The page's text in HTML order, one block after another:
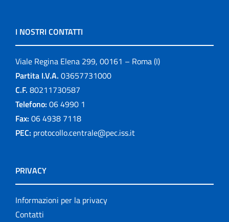
I NOSTRI CONTATTI
Viale Regina Elena 299, 00161 – Roma (I)
Partita I.V.A. 03657731000
C.F. 80211730587
Telefono: 06 4990 1
Fax: 06 4938 7118
PEC: protocollo.centrale@pec.iss.it
PRIVACY
Informazioni per la privacy
Contatti